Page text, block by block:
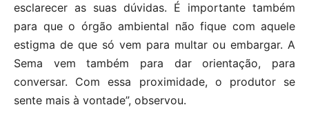
esclarecer as suas dúvidas. É importante também
para que o órgão ambiental não fique com aquele
estigma de que só vem para multar ou embargar. A
Sema vem também para dar orientação, para
conversar. Com essa proximidade, o produtor se
sente mais à vontade”, observou.